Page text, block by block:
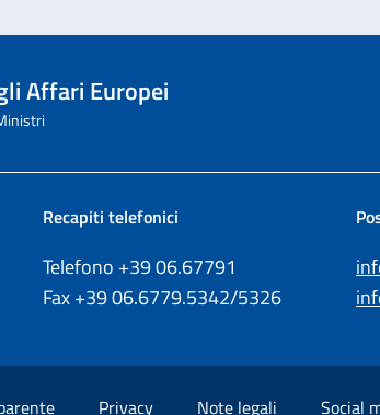
Affari Europei
Recapiti telefonici
Telefono +3906.67791
Fax+3906.6779.5342/5326
Privacy Note legali Social